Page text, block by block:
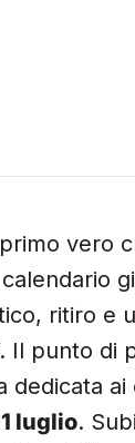
vero
ritiro e
Il punto di
dedicata
luglio.